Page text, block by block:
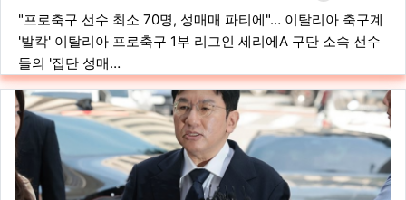
"프로축구 선수 최소 70명, 성매매 파티에"… 이탈리아 축구계
'발칵' 이탈리아 프로축구 1부 리그인 세리에A 구단 소속 선수
들의 '집단 성매…